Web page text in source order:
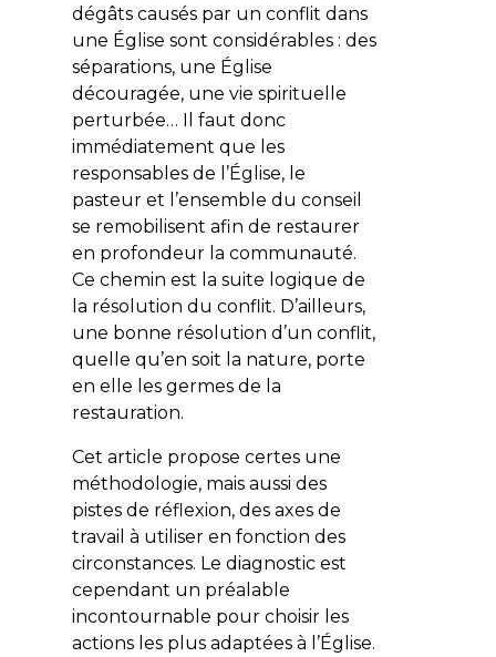
dégâts causés par un conflit dans
une Église sont considérables : des
séparations, une Église
découragée, une vie spirituelle
perturbée… Il faut donc
immédiatement que les
responsables de l’Église, le
pasteur et l’ensemble du conseil
se remobilisent afin de restaurer
en profondeur la communauté.
Ce chemin est la suite logique de
la résolution du conflit. D’ailleurs,
une bonne résolution d’un conflit,
quelle qu’en soit la nature, porte
en elle les germes de la
restauration.
Cet article propose certes une
méthodologie, mais aussi des
pistes de réflexion, des axes de
travail à utiliser en fonction des
circonstances. Le diagnostic est
cependant un préalable
incontournable pour choisir les
actions les plus adaptées à l’Église.